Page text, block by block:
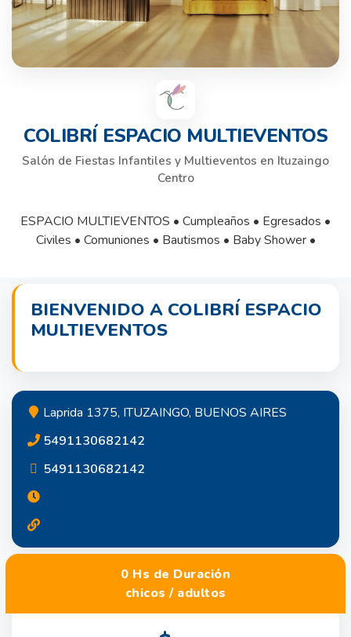
COLIBRÍ ESPACIO MULTIEVENTOS
Salón de Fiestas Infantiles y Multieventos en Ituzaingo
Centro
ESPACIO MULTIEVENTOS • Cumpleaños • Egresados •
Civiles • Comuniones • Bautismos • Baby Shower •
BIENVENIDO A COLIBRÍ ESPACIO
MULTIEVENTOS
Laprida 1375, ITUZAINGO, BUENOS AIRES
5491130682142
5491130682142
0 Hs de Duración
chicos / adultos